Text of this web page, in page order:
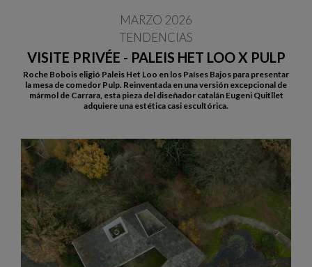
VISITE PRIVÉE - PALEIS HET LOO X PULP
MARZO 2026
TENDENCIAS
Roche Bobois eligió Paleis Het Loo en los Países Bajos para presentar
la mesa de comedor Pulp. Reinventada en una versión excepcional de
mármol de Carrara, esta pieza del diseñador catalán Eugeni Quitllet
adquiere una estética casi escultórica.